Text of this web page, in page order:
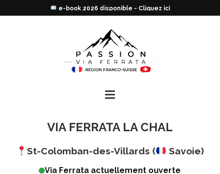
VIA FERRATA LA CHAL
St-Colomban-des-Villards ( Savoie)
Via Ferrata actuellement ouverte
Trouve ta prochaine via en un clic !